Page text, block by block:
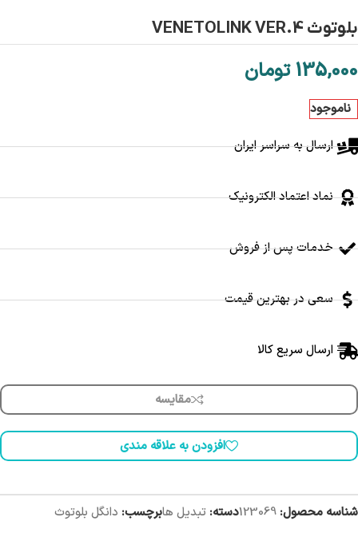
بلوتوث VENETOLINK VER.4
135,000 تومان
ناموجود
ارسال به سراسر ایران
نماد اعتماد الکترونیک
خدمات پس از فروش
سعی در بهترین قیمت
ارسال سریع کالا
مقایسه
افزودن به علاقه مندی
شناسه محصول: 123069دسته: تبدیل هابرچسب: دانگل بلوتوث